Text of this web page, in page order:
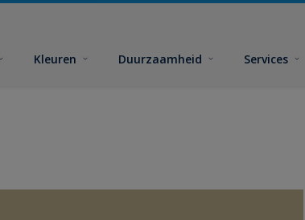
Kleuren Duurzaamheid Services